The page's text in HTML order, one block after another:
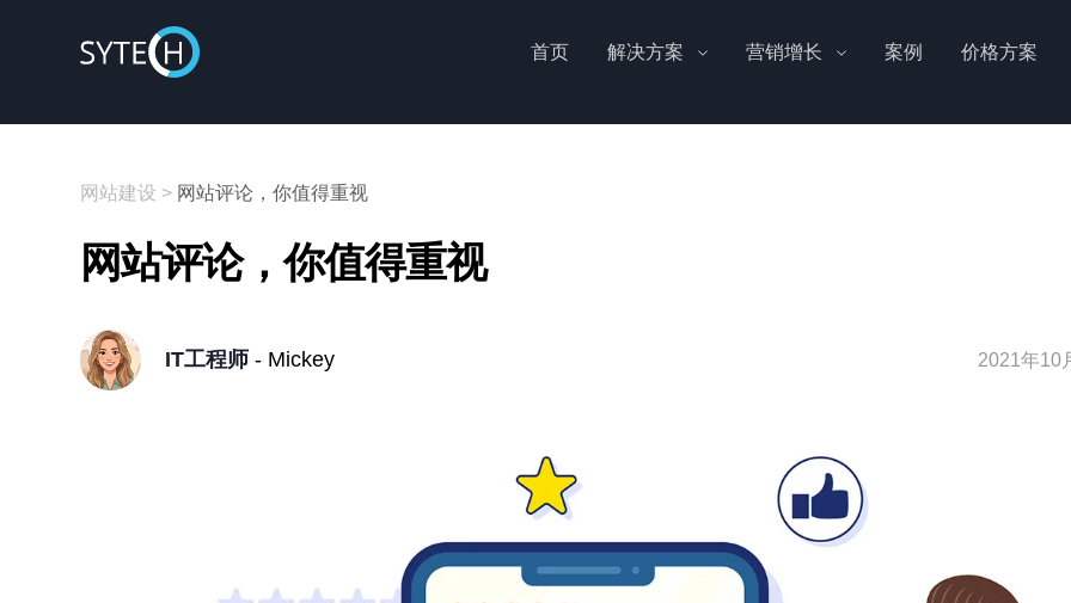
首页 解决方案 营销增长 案例 价格方案
网站建设 > 网站评论，你值得重视
网站评论，你值得重视
IT工程师- Mickey 2021年10